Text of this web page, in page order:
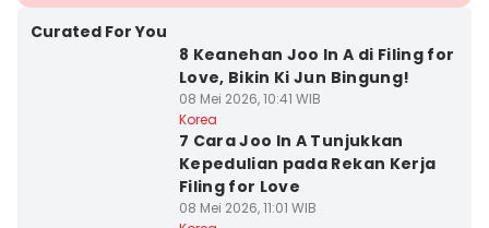
Curated For You
8 Keanehan Joo In A di Filing for
Love, Bikin Ki Jun Bingung!
08 Mei 2026, 10:41 WIB
Korea
7 Cara Joo In A Tunjukkan
Kepedulian pada Rekan Kerja
Filing for Love
08 Mei 2026, 11:01 WIB